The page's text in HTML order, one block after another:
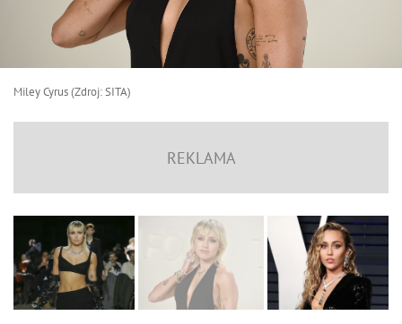
Miley Cyrus (Zdroj: SITA)